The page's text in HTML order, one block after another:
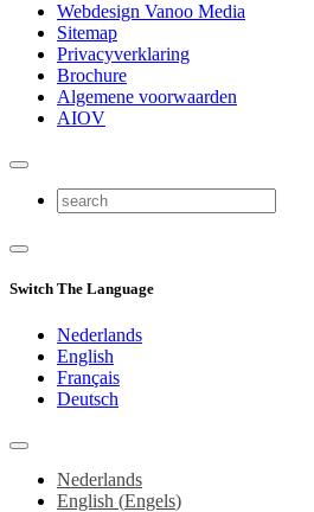
Webdesign Vanoo Media
Sitemap
Privacyverklaring
Brochure
Algemene voorwaarden
AIOV
Switch The Language
Nederlands
English
Français
Deutsch
Nederlands
English (Engels)